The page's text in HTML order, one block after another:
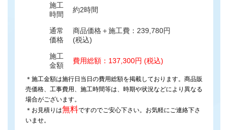
施工
時間
約2時間
通常
価格
商品価格＋施工費：239,780円
(税込)
施工
金額
費用総額：137,300円 (税込)
＊施工金額は施行日当日の費用総額を掲載しております。商品販
売価格、工事費用、施工時間等は、時期や状況などにより異なる
場合がございます。
＊お見積りは無料ですのでご安心下さい。お気軽にご連絡下さ
いませ。